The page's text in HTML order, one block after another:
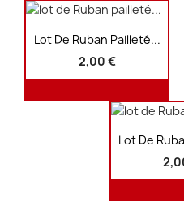
Aperçu rapide
Lot De Ruban Pailleté...
2,00 €

Lot De